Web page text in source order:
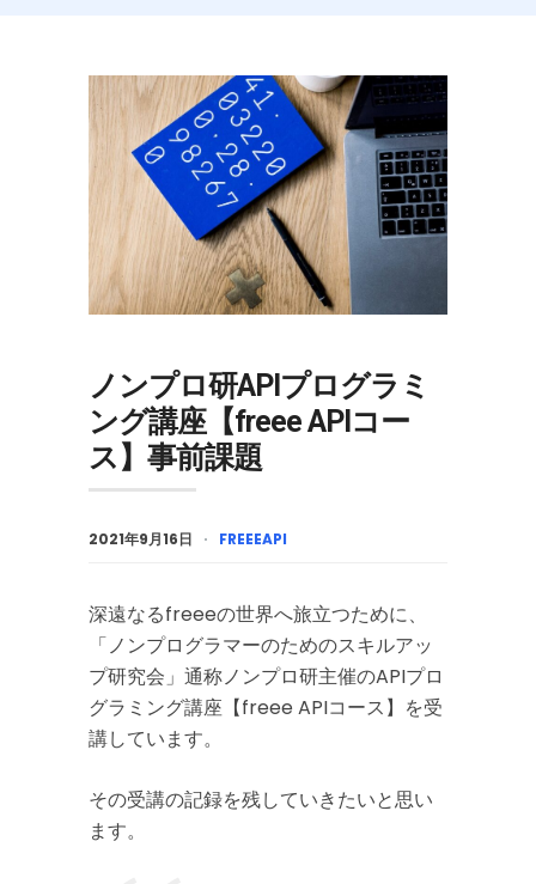
ノンプロ研APIプログラミ
ング講座【freee APIコー
ス】事前課題
2021年9月16日 FREEEAPI
深遠なるfreeeの世界へ旅立つために、
「ノンプログラマーのためのスキルアッ
プ研究会」通称ノンプロ研主催のAPIプロ
グラミング講座【freee APIコース】を受
講しています。
その受講の記録を残していきたいと思い
ます。